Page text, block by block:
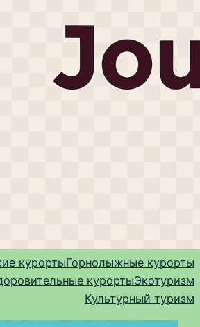
курортыГорнолыжные курорты
курортыЭкотуризм
Культурный туризм